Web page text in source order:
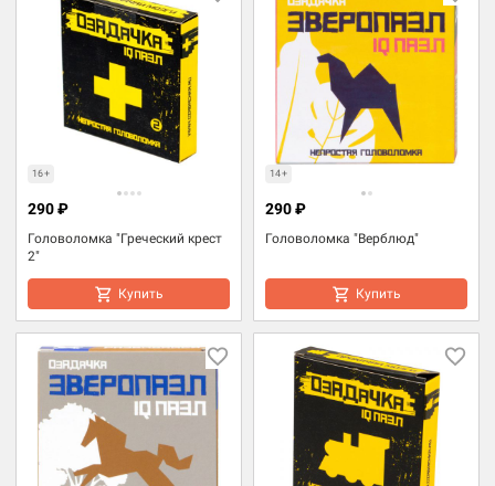
16+
Головоломка "Греческий крест
2"
290 ₽
Купить
14+
Головоломка "Верблюд"
290 ₽
Купить